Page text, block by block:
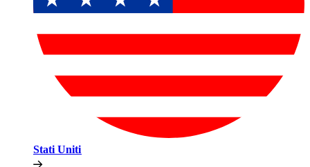
Stati Uniti​​